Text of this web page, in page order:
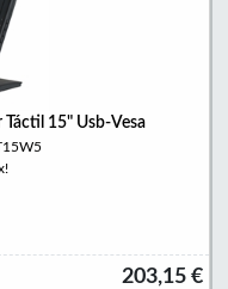
15" Usb-Vesa
203,15 €